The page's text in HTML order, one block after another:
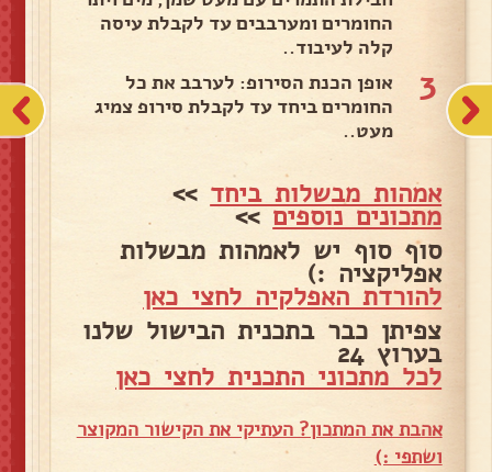
החומרים ומערבבים עד לקבלת עיסה
קלה לעיבוד..
3
אופן הכנת הסירופ: לערבב את כל
החומרים ביחד עד לקבלת סירופ צמיג
מעט..
אמהות מבשלות ביחד >>
מתכונים נוספים>>
סוף סוף יש לאמהות מבשלות
אפליקציה :)
להורדת האפלקיה לחצי כאן
צפיתן כבר בתכנית הבישול שלנו
בערוץ 24
לכל מתכוני התכנית לחצי כאן
אהבת את המתכון? העתיקי את הקישור המקוצר
ושתפי :)